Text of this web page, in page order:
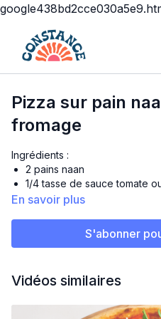
Pizza sur pain
fromage
Ingrédients :
2 pains naan
1/4 tasse de sauce tomate
1/2 poivron rouge en lanières
1/4 oignon rouge émincé
Sel, poivre et herbes
En savoir plus
S'abonner
Vidéos similaires